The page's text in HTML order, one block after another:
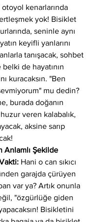
otoyol kenarlarında
yok! Bisiklet
seninle aynı
keyifli yanlarını
tanışacak, sohbet
de hayatının
kuracaksın. "Ben
mu dedin?
burada doğanın
veren kalabalık,
aksine sarıp
Anlamlı Şekilde
Hani o can sıkıcı
garajda çürüyen
var ya? Artık onunla
"özgürlüğe giden
Bisikletini